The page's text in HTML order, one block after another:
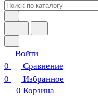
Войти
0
Сравнение
0
Избранное
0 Корзина